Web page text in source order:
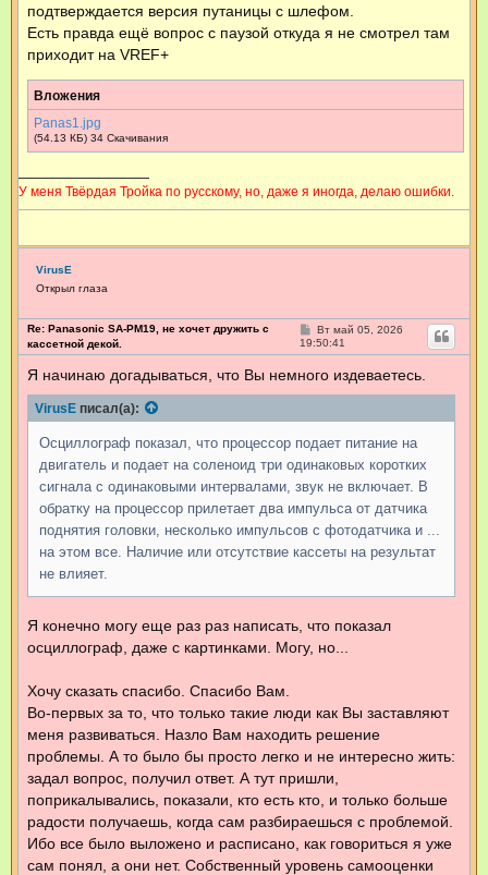
подтверждается версия путаницы с шлефом.
Есть правда ещё вопрос с паузой откуда я не смотрел там
приходит на VREF+
Вложения
Panas1.jpg
(54.13 КБ) 34 Скачивания
У меня Твёрдая Тройка по русскому, но, даже я иногда, делаю ошибки.
VirusE
Открыл глаза
Re: Panasonic SA-PM19, не хочет дружить с
кассетной декой.
С
о
о
щ
е
и
Вт май 05, 2026
19:50:41
Я начинаю догадываться, что Вы немного издеваетесь.
VirusE писал(а):
Осциллограф показал, что процессор подает питание на
двигатель и подает на соленоид три одинаковых коротких
сигнала с одинаковыми интервалами, звук не включает. В
обратку на процессор прилетает два импульса от датчика
поднятия головки, несколько импульсов с фотодатчика и ...
на этом все. Наличие или отсутствие кассеты на результат
не влияет.
Я конечно могу еще раз раз написать, что показал
осциллограф, даже с картинками. Могу, но...
Хочу сказать спасибо. Спасибо Вам.
Во-первых за то, что только такие люди как Вы заставляют
меня развиваться. Назло Вам находить решение
проблемы. А то было бы просто легко и не интересно жить:
задал вопрос, получил ответ. А тут пришли,
поприкалывались, показали, кто есть кто, и только больше
радости получаешь, когда сам разбираешься с проблемой.
Ибо все было выложено и расписано, как говориться я уже
сам понял, а они нет. Собственный уровень самооценки